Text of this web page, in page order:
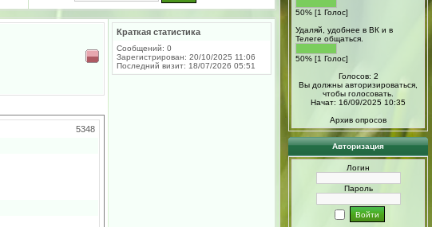
5348
Краткая статистика
Сообщений: 0
Зарегистрирован: 20/10/2025 11:06
Последний визит: 18/07/2026 05:51
50% [1 Голос]
Удаляй, удобнее в ВК и в
Телеге общаться.
50% [1 Голос]
Голосов: 2
Вы должны авторизироваться,
чтобы голосовать.
Начат: 16/09/2025 10:35
Архив опросов
Авторизация
Логин
Пароль